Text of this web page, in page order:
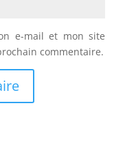
e-mail et mon site
commentaire.